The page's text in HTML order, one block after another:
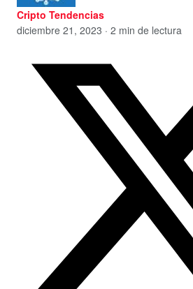
Cripto Tendencias
diciembre 21, 2023 · 2 min de lectura